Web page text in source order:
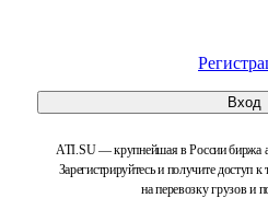
Вход
ATI.SU — крупнейшая в России биржа
Зарегистрируйтесь и получите доступ
на перевозку грузов и